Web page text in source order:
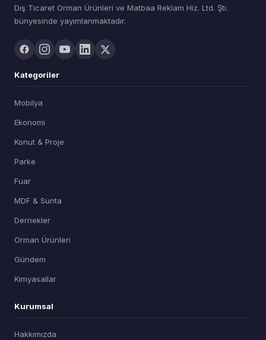
Dış Ticaret Orman Ürünleri ve Matbaa Reklam Hiz. Ltd. Şti.
bünyesinde yayımlanmaktadır.
Kategoriler
Mobilya
Ekonomi
Konut & Proje
Parke
Fuar
MDF & Sunta
Dernekler
Orman Ürünleri
Gündem
Kimyasallar
Kurumsal
Hakkımızda